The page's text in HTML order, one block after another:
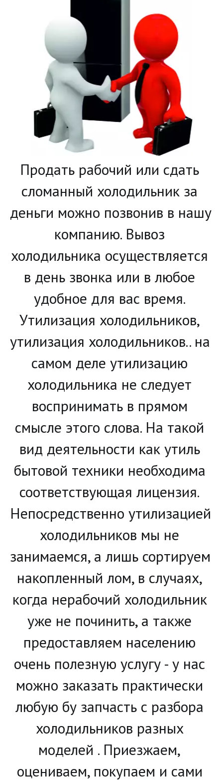
­Продать рабочий или сдать
сломанный холодильник за
деньги можно позвонив в нашу
компанию. Вывоз
холодильника осуществляется
в день звонка или в любое
удобное для вас время.
Утилизация холодильников,
утилизация холодильников.. на
самом деле утилизацию
холодильника не следует
воспринимать в прямом
смысле этого слова. На такой
вид деятельности как утиль
бытовой техники необходима
соответствующая лицензия.
Непосредственно утилизацией
холодильников мы не
занимаемся, а лишь сортируем
накопленный лом, в случаях,
когда нерабочий холодильник
уже не починить, а также
предоставляем населению
очень полезную услугу - у нас
можно заказать практически
любую бу запчасть с разбора
холодильников разных
моделей . Приезжаем,
оцениваем, покупаем и сами